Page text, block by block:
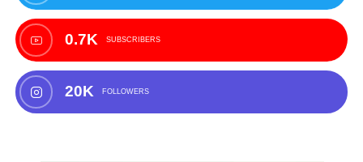
0.7K SUBSCRIBERS
20K FOLLOWERS